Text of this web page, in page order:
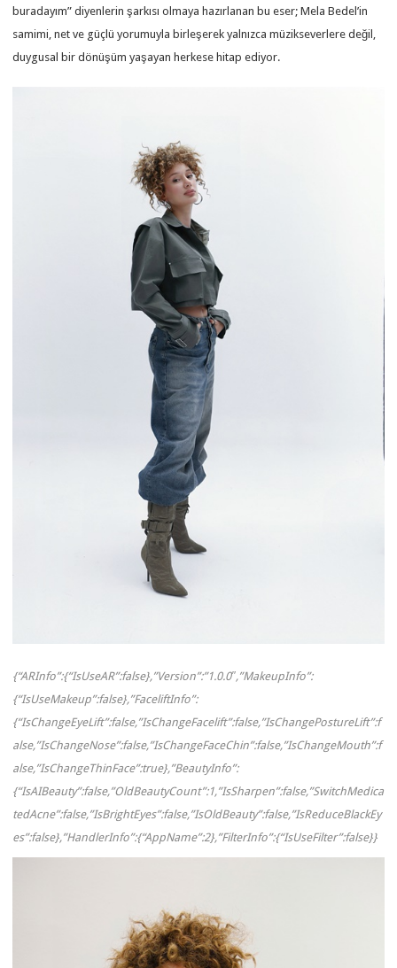
buradayım” diyenlerin şarkısı olmaya hazırlanan bu eser; Mela Bedel’in
samimi, net ve güçlü yorumuyla birleşerek yalnızca müzikseverlere değil,
duygusal bir dönüşüm yaşayan herkese hitap ediyor.
{“ARInfo”:{“IsUseAR”:false},”Version”:”1.0.0″,”MakeupInfo”:
{“IsUseMakeup”:false},”FaceliftInfo”:
{“IsChangeEyeLift”:false,”IsChangeFacelift”:false,”IsChangePostureLift”:f
alse,”IsChangeNose”:false,”IsChangeFaceChin”:false,”IsChangeMouth”:f
alse,”IsChangeThinFace”:true},”BeautyInfo”:
{“IsAIBeauty”:false,”OldBeautyCount”:1,”IsSharpen”:false,”SwitchMedica
tedAcne”:false,”IsBrightEyes”:false,”IsOldBeauty”:false,”IsReduceBlackEy
es”:false},”HandlerInfo”:{“AppName”:2},”FilterInfo”:{“IsUseFilter”:false}}